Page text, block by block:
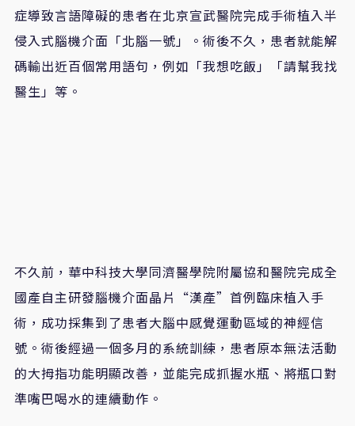
症導致言語障礙的患者在北京宣武醫院完成手術植入半
侵入式腦機介面「北腦一號」。術後不久，患者就能解
碼輸出近百個常用語句，例如「我想吃飯」「請幫我找
醫生」等。
不久前，華中科技大學同濟醫學院附屬協和醫院完成全
國產自主研發腦機介面晶片“漢產”首例臨床植入手
術，成功採集到了患者大腦中感覺運動區域的神經信
號。術後經過一個多月的系統訓練，患者原本無法活動
的大拇指功能明顯改善，並能完成抓握水瓶、將瓶口對
準嘴巴喝水的連續動作。